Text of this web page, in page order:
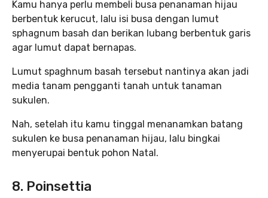
Kamu hanya perlu membeli busa penanaman hijau
berbentuk kerucut, lalu isi busa dengan lumut
sphagnum basah dan berikan lubang berbentuk garis
agar lumut dapat bernapas.
Lumut spaghnum basah tersebut nantinya akan jadi
media tanam pengganti tanah untuk tanaman
sukulen.
Nah, setelah itu kamu tinggal menanamkan batang
sukulen ke busa penanaman hijau, lalu bingkai
menyerupai bentuk pohon Natal.
8. Poinsettia